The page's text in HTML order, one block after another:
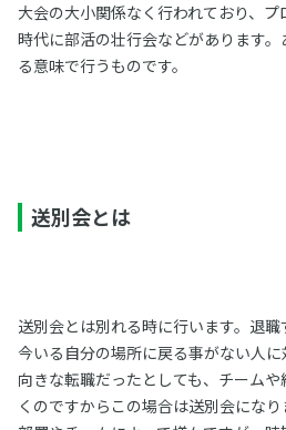
大会の大小関係なく行われており、
時代に部活の壮行会などがあります
る意味で行うものです。
送別会とは
送別会とは別れる時に行います。退職
今いる自分の場所に戻る事がない人
向きな転職だったとしても、チーム
くのですからこの場合は送別会にな